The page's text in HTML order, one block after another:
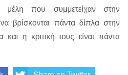
μέλη που συμμετείχαν στην
βρίσκονται πάντα δίπλα στην
η κριτική τους είναι πάντα